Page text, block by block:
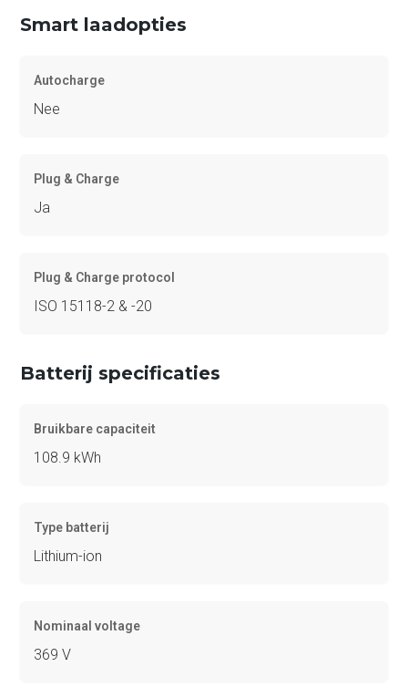
Smart laadopties
Autocharge
Nee
Plug & Charge
Ja
Plug & Charge protocol
ISO 15118-2 & -20
Batterij specificaties
Bruikbare capaciteit
108.9 kWh
Type batterij
Lithium-ion
Nominaal voltage
369 V